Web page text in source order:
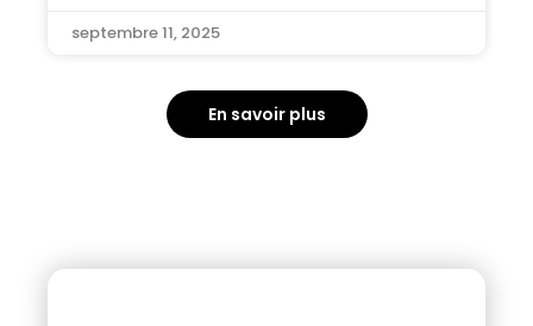
septembre 11, 2025
En savoir plus